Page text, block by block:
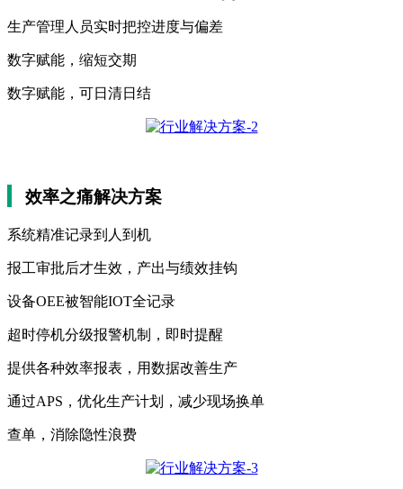
生产管理人员实时把控进度与偏差
数字赋能，缩短交期
数字赋能，可日清日结
效率之痛解决方案
系统精准记录到人到机
报工审批后才生效，产出与绩效挂钩
设备OEE被智能IOT全记录
超时停机分级报警机制，即时提醒
提供各种效率报表，用数据改善生产
通过APS，优化生产计划，减少现场换单
查单，消除隐性浪费